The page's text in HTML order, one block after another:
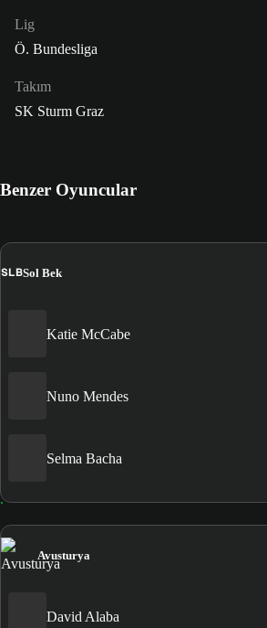
Lig
Ö. Bundesliga
Takım
SK Sturm Graz
Benzer Oyuncular
SLBSol Bek
Katie McCabe
Nuno Mendes
Selma Bacha
Avusturya
David Alaba